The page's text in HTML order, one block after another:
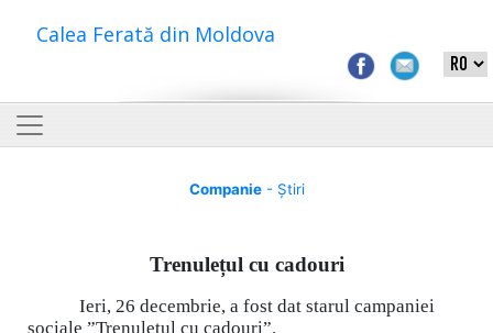
Calea Ferată din Moldova
Companie- Știri
Trenulețul cu cadouri
Ieri, 26 decembrie, a fost dat starul campaniei
sociale ”Trenulețul cu cadouri”.